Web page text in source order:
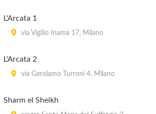
L'Arcata 1
via Vigilio Inama 17, Milano
L'Arcata 2
via Gerolamo Turroni 4, Milano
Sharm el Sheikh